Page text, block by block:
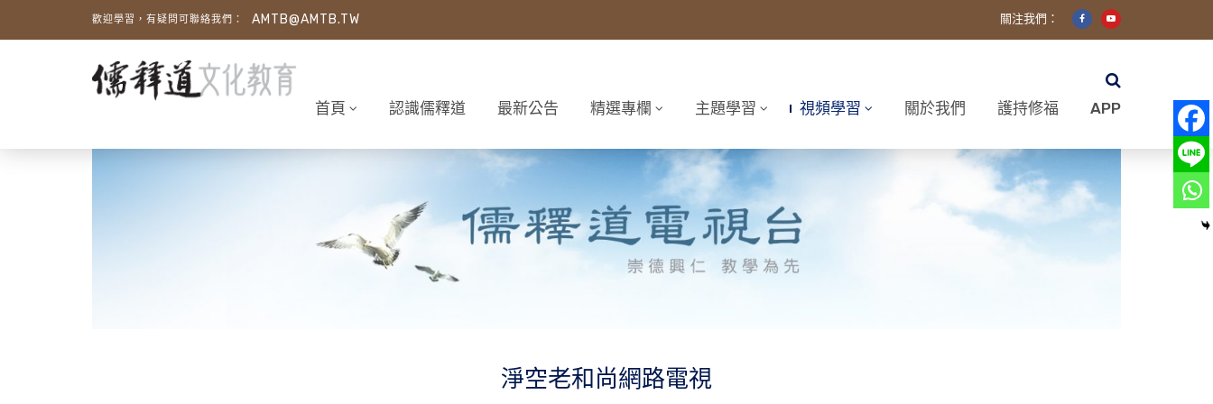
歡迎學習，有疑問可聯絡我們： AMTB@AMTB.TW 關注我們：
首頁 認識儒釋道 最新公告 精選專欄 主題學習 視頻學習 關於我們 護持修福 APP
淨空老和尚網路電視